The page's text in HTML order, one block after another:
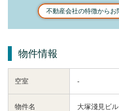
不動産会社の特徴からお
物件情報
空室 -
物件名 大塚淺見ビル